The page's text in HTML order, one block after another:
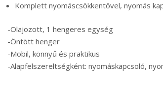
Komplett nyomáscsökkentövel, nyomás
-Olajozott, 1 hengeres egység
-Öntött henger
-Mobil, könnyű és praktikus
-Alapfelszereltségként: nyomáskapcsoló,